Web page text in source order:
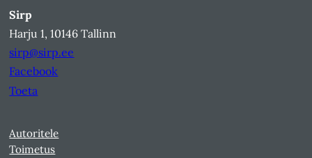
Sirp
Harju 1, 10146 Tallinn
sirp@sirp.ee
Facebook
Toeta
Autoritele
Toimetus